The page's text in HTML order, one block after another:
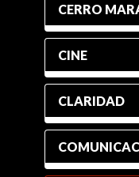
CERRO
CINE
CLARIDAD